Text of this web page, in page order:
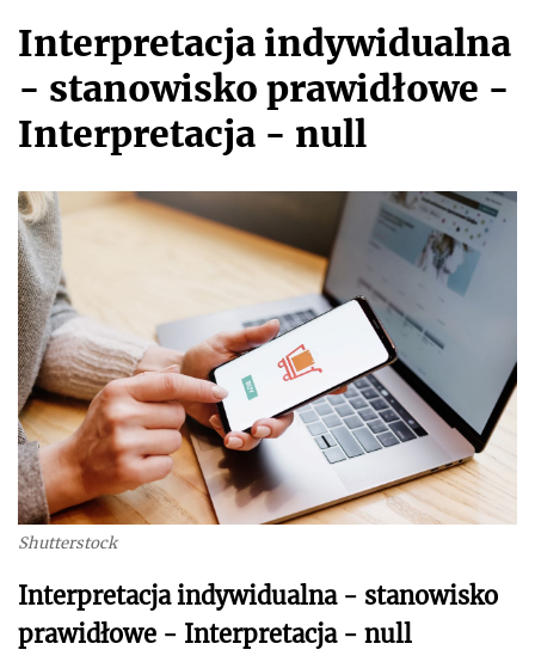
Interpretacja indywidualna
- stanowisko prawidłowe -
Interpretacja - null
Shutterstock
Interpretacja indywidualna - stanowisko
prawidłowe - Interpretacja - null